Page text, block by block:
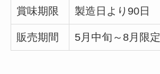
賞味期限 製造日より90日
販売期間 5月中旬～8月限定